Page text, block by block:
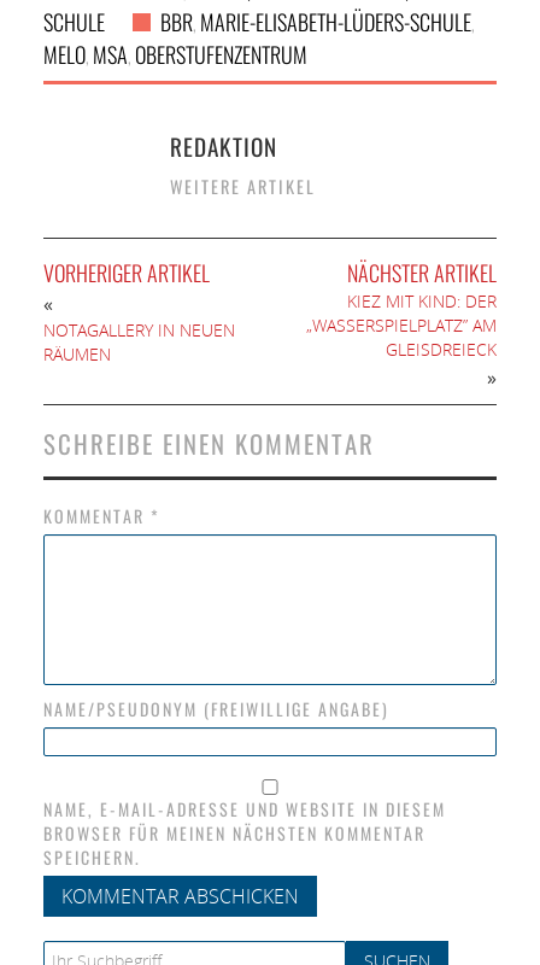
SCHULE
BBR, MARIE-ELISABETH-LÜDERS-SCHULE,
MELO, MSA, OBERSTUFENZENTRUM
REDAKTION
WEITERE ARTIKEL
VORHERIGER ARTIKEL
«
NOTAGALLERY IN NEUEN
RÄUMEN
NÄCHSTER ARTIKEL
KIEZ MIT KIND: DER
„WASSERSPIELPLATZ” AM
GLEISDREIECK
»
SCHREIBE EINEN KOMMENTAR
KOMMENTAR *
NAME/PSEUDONYM (FREIWILLIGE ANGABE)
NAME, E-MAIL-ADRESSE UND WEBSITE IN DIESEM
BROWSER FÜR MEINEN NÄCHSTEN KOMMENTAR
SPEICHERN.
Search for: